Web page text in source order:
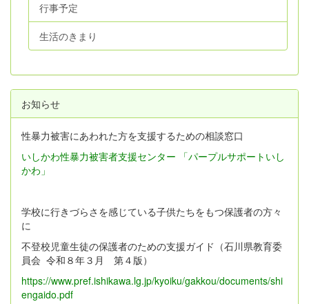
行事予定
生活のきまり
お知らせ
性暴力被害にあわれた方を支援するための相談窓口
いしかわ性暴力被害者支援センター 「パープルサポートいし
かわ」
学校に行きづらさを感じている子供たちをもつ保護者の方々
に
不登校児童生徒の保護者のための支援ガイド（石川県教育委
員会 令和８年３月 第４版）
https://www.pref.ishikawa.lg.jp/kyoiku/gakkou/documents/shi
engaido.pdf